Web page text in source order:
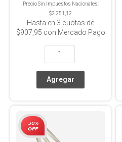
Precio Sin Impuestos Nacionales:
$2.251,12
Hasta en 3 cuotas de
$907,95 con Mercado Pago
30%
OFF